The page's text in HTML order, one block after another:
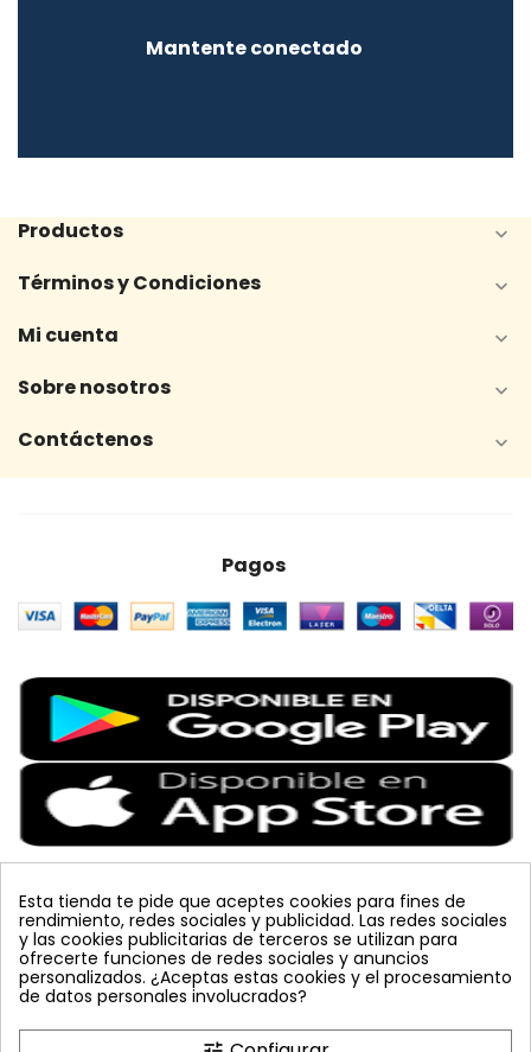
Mantente conectado
Productos 
Términos y Condiciones 
Mi cuenta 
Sobre nosotros 
Contáctenos 
Pagos
Etiquetas Populares
colmena vacuna arbol planta
placa
bombus terrestris
mosquero feromona
mariquita
amarillo sin carnet
inyecciones tronco
Esta tienda te pide que aceptes cookies para fines de
rendimiento, redes sociales y publicidad. Las redes sociales
y las cookies publicitarias de terceros se utilizan para
ofrecerte funciones de redes sociales y anuncios
personalizados. ¿Aceptas estas cookies y el procesamiento
de datos personales involucrados?